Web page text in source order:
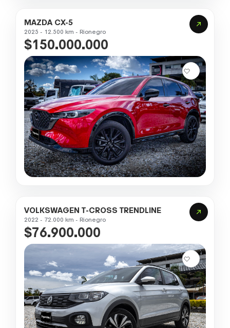
MAZDA CX-5
2025 - 12.500 km - Rionegro
$150.000.000
VOLKSWAGEN T-CROSS TRENDLINE
2022 - 72.000 km - Rionegro
$76.900.000